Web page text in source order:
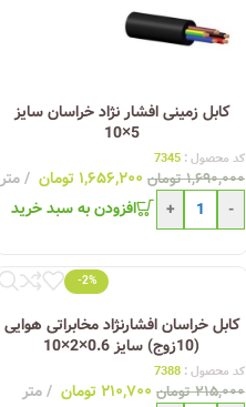
کابل زمینی افشار نژاد خراسان سایز
5×10
کد محصول : 7345
۱,۶۹۰,۰۰۰ تومان ۱,۶۵۶,۲۰۰ تومان
متر
-
+ افزودن به سبد خرید
-2%
کابل خراسان افشارنژاد مخابراتی هوایی
(10زوج) سایز 0.6×2×10
کد محصول : 7388
۲۱۵,۰۰۰ تومان ۲۱۰,۷۰۰ تومان
متر